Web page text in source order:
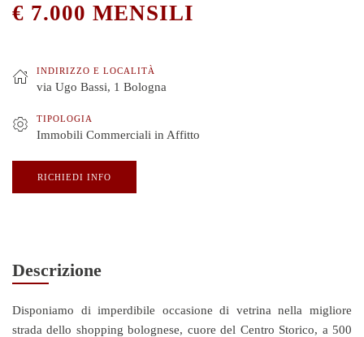
€ 7.000 MENSILI
INDIRIZZO E LOCALITÀ
via Ugo Bassi, 1 Bologna
TIPOLOGIA
Immobili Commerciali in Affitto
RICHIEDI INFO
Descrizione
Disponiamo di imperdibile occasione di vetrina nella migliore
strada dello shopping bolognese, cuore del Centro Storico, a 500